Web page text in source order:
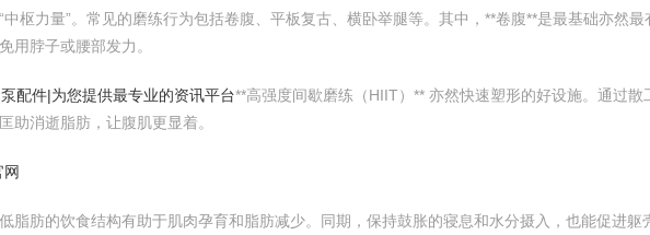
枢力量”。常见的磨练行为包括卷腹、平板复古、横卧举腿等。其中，**卷腹**是最基础亦然
用脖子或腰部发力。
配件|为您提供最专业的资讯平台**高强度间歇磨练（HIIT）** 亦然快速塑形的好设施。通过散
匡助消逝脂肪，让腹肌更显着。
脂肪的饮食结构有助于肌肉孕育和脂肪减少。同期，保持鼓胀的寝息和水分摄入，也能促进躯